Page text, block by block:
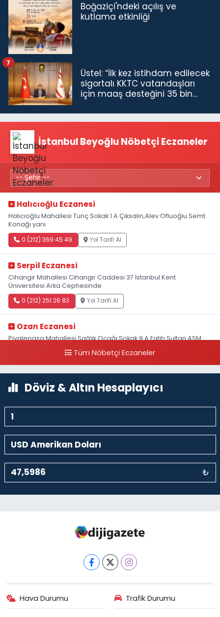
Boğaziçi'ndeki açılış ve
kutlama etkinliği
Üstel: “İlk kez istihdam edilecek
sigortalı KKTC vatandaşları
için maaş desteğini 35 bin
7
İstanbul Beyoğlu Nöbetçi Eczaneler
Halıcıoğlu Eczanesi
Halıcıoğlu Mahallesi Tunç Sokak 1 A Çıksalın,Alev Ofluoğlu Semt
Konağı yanı
0 (212) 369 45 49 Yol Tarifi Al
Serpil Eczanesi
Cihangir Mahallesi Cihangir Caddesi 37 İstanbul Kent
Üniversitesi Arka Cephesinde
0 (212) 251 26 83 Yol Tarifi Al
Ozan Eczanesi
Piyalepaşa Mahallesi Sağlık Ocağı Sokak 9 A Fatih Sultan ASM
Tüm Nöbetçi Eczaneler
Döviz & Altın Hesaplayıcı
₺
Hava Durumu Trafik Durumu